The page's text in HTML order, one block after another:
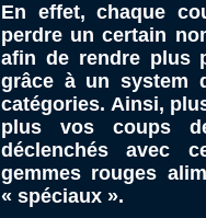
En effet, chaque
perdre un certain
afin de rendre plus
grâce à un system
catégories. Ainsi,
plus vos coups
déclenchés avec
gemmes rouges
« spéciaux ».